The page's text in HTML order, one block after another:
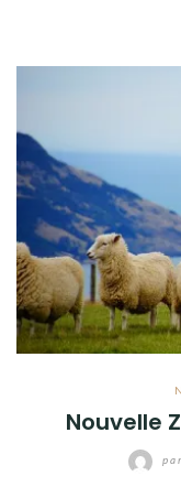
Nouvelle
par